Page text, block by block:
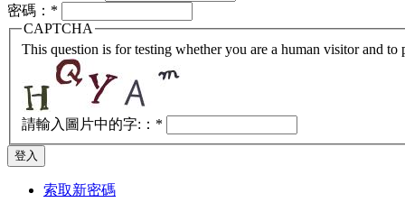
密碼： *
CAPTCHA
This question is for testing whether you are a human visitor and to
請輸入圖片中的字:： *
索取新密碼